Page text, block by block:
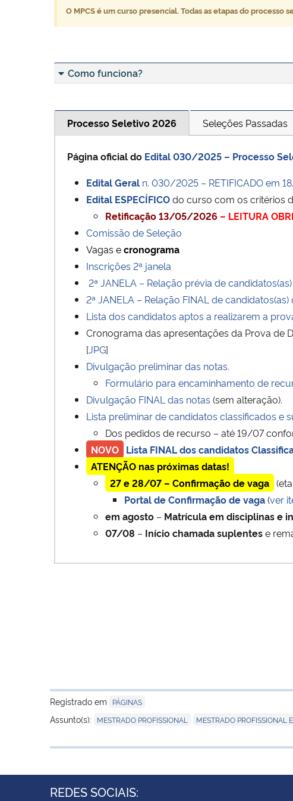
O MPCS é um curso presencial. Todas as etapas do
Como funciona?
Processo Seletivo 2026 Seleções Passadas
Página oficial do Edital 030/2025 – Processo
Edital Geral n. 030/2025 – RETIFICADO em
Edital ESPECÍFICOdo curso com os critérios
Retificação 13/05/2026 – LEITURA
Comissão de Seleção
Vagas ecronograma
Inscrições 2ª janela
2ª JANELA – Relação prévia de
2ª JANELA – Relação FINAL de
Lista dos candidatos aptos a realizarem a
Cronograma das apresentações da Prova de
[JPG]
Divulgação preliminar das notas.
Formulário para encaminhamento de
Divulgação FINAL das notas (sem alteração).
Lista preliminar de candidatos classificados e
Dos pedidos de recurso – até 19/07
NOVO Lista FINAL dos candidatos
ATENÇÃO nas próximas datas!
27 e 28/07 – Confirmação de vaga
Portal de Confirmação de vaga(ver
em agosto – Matrícula em disciplinas e
07/08 – Início chamada suplentese
Registrado em PÁGINAS
Assunto(s): MESTRADO PROFISSIONAL MESTRADO PROFISSIONAL
REDES SOCIAIS: